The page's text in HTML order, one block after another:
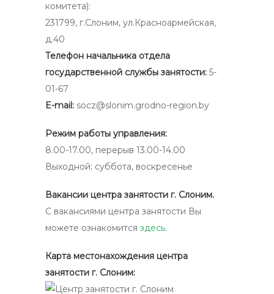
комитета):
231799, г.Слоним, ул.Красноармейская,
д.40
Телефон начальника отдела
государственной службы занятости: 5-
01-67
E-mail: socz@slonim.grodno-region.by
Режим работы управления:
8.00-17.00, перерыв 13.00-14.00
Выходной: суббота, воскресенье
Вакансии центра занятости г. Слоним.
С вакансиями центра занятости Вы
можете ознакомится здесь.
Карта местонахождения центра
занятости г. Слоним: